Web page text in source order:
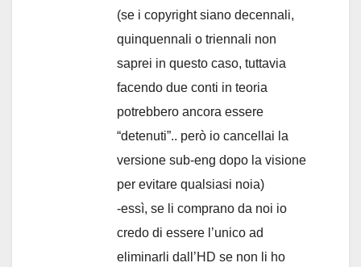
(se i copyright siano decennali,
quinquennali o triennali non
saprei in questo caso, tuttavia
facendo due conti in teoria
potrebbero ancora essere
“detenuti”.. però io cancellai la
versione sub-eng dopo la visione
per evitare qualsiasi noia)
-essì, se li comprano da noi io
credo di essere l’unico ad
eliminarli dall’HD se non li ho